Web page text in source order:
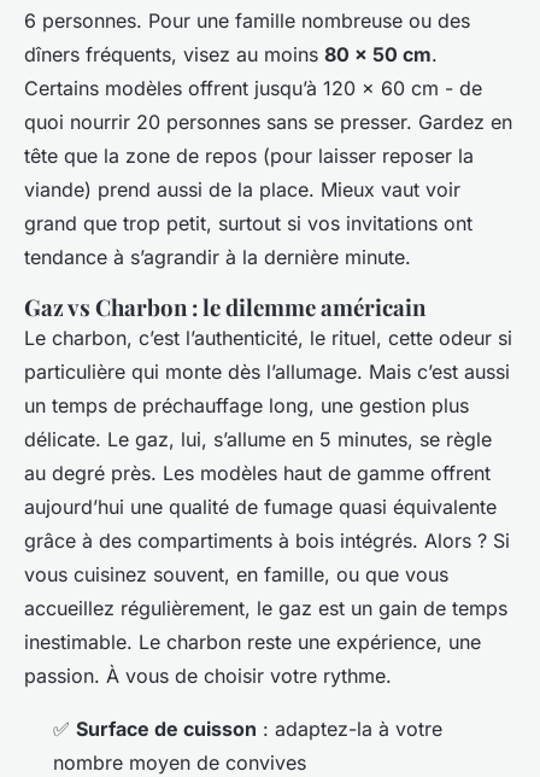
6 personnes. Pour une famille nombreuse ou des
dîners fréquents, visez au moins 80 x 50 cm.
Certains modèles offrent jusqu’à 120 x 60 cm - de
quoi nourrir 20 personnes sans se presser. Gardez en
tête que la zone de repos (pour laisser reposer la
viande) prend aussi de la place. Mieux vaut voir
grand que trop petit, surtout si vos invitations ont
tendance à s’agrandir à la dernière minute.
Gaz vs Charbon : le dilemme américain
Le charbon, c’est l’authenticité, le rituel, cette odeur si
particulière qui monte dès l’allumage. Mais c’est aussi
un temps de préchauffage long, une gestion plus
délicate. Le gaz, lui, s’allume en 5 minutes, se règle
au degré près. Les modèles haut de gamme offrent
aujourd’hui une qualité de fumage quasi équivalente
grâce à des compartiments à bois intégrés. Alors ? Si
vous cuisinez souvent, en famille, ou que vous
accueillez régulièrement, le gaz est un gain de temps
inestimable. Le charbon reste une expérience, une
passion. À vous de choisir votre rythme.
✅ Surface de cuisson : adaptez-la à votre
nombre moyen de convives